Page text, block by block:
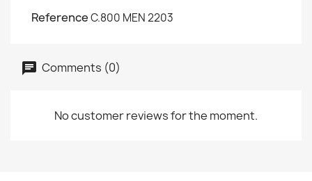
ReferenceC.800 MEN 2203
Comments (0)
No customer reviews for the moment.